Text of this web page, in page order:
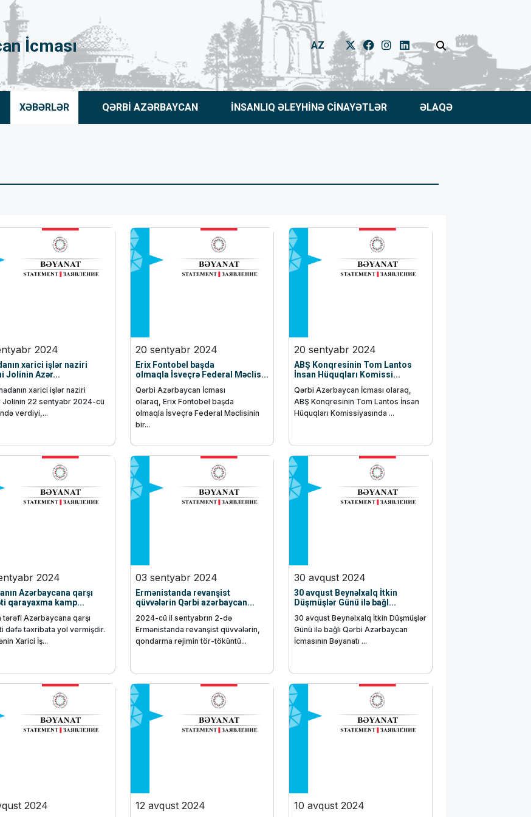
İcması AZ
XƏBƏRLƏR QƏRBİ AZƏRBAYCAN İNSANLIQ ƏLEYHİNƏ CİNAYƏTLƏR ƏLAQƏ
2024
xarici işlər naziri
Jolinin Azər...
xarici işlər naziri
Jolinin 22 sentyabr 2024-cü
verdiyi,...
20 sentyabr 2024
Erix Fontobel başda
olmaqla İsveçrə Federal Məclis...
Qərbi Azərbaycan İcması
olaraq, Erix Fontobel başda
olmaqla İsveçrə Federal Məclisinin
bir...
20 sentyabr 2024
ABŞ Konqresinin Tom Lantos
İnsan Hüquqları Komissi...
Qərbi Azərbaycan İcması olaraq,
ABŞ Konqresinin Tom Lantos İnsan
Hüquqları Komissiyasında ...
2024
Azərbaycana qarşı
qarayaxma kamp...
tərəfi Azərbaycana qarşı
dəfə təxribata yol vermişdir.
Xarici İş...
03 sentyabr 2024
Ermənistanda revanşist
qüvvələrin Qərbi azərbaycan...
2024-cü il sentyabrın 2-də
Ermənistanda revanşist qüvvələrin,
qondarma rejimin tör-töküntü...
30 avqust 2024
30 avqust Beynəlxalq İtkin
Düşmüşlər Günü ilə bağl...
30 avqust Beynəlxalq İtkin Düşmüşlər
Günü ilə bağlı Qərbi Azərbaycan
İcmasının Bəyanatı ...
2024 12 avqust 2024 10 avqust 2024